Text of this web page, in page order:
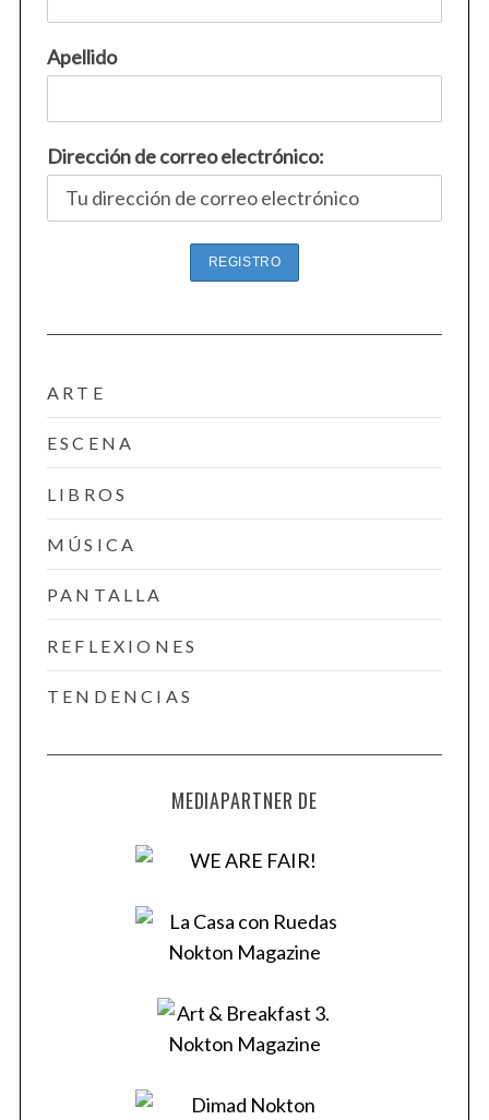
Apellido
Dirección de correo electrónico:
ARTE
ESCENA
LIBROS
MÚSICA
PANTALLA
REFLEXIONES
TENDENCIAS
MEDIAPARTNER DE